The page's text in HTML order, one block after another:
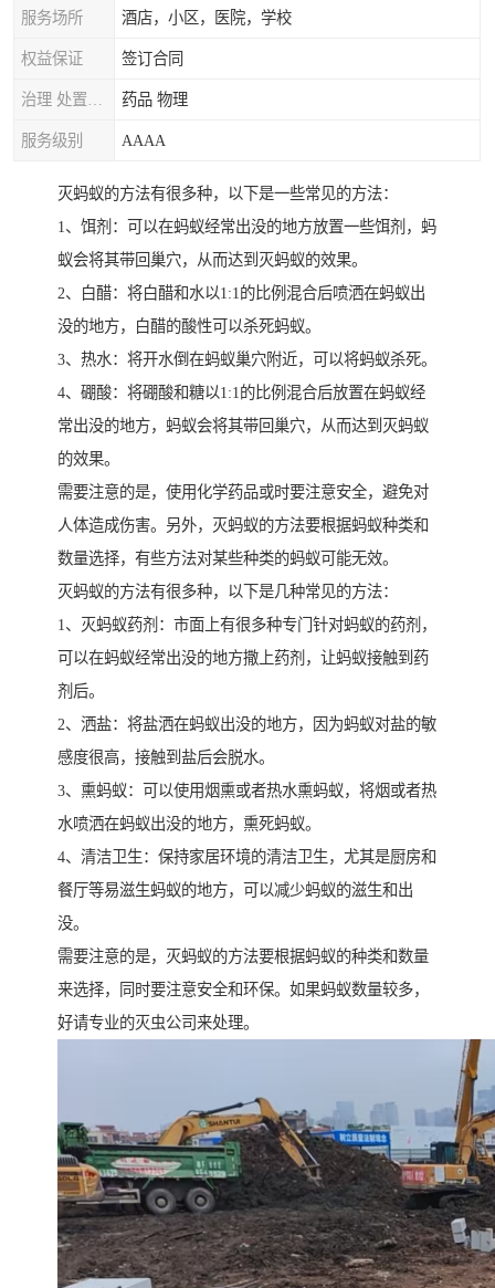
服务场所 酒店，小区，医院，学校
权益保证 签订合同
药品 物理
服务级别 AAAA
灭蚂蚁的方法有很多种，以下是一些常见的方法：
1、饵剂：可以在蚂蚁经常出没的地方放置一些饵剂，蚂
蚁会将其带回巢穴，从而达到灭蚂蚁的效果。
2、白醋：将白醋和水以1:1的比例混合后喷洒在蚂蚁出
没的地方，白醋的酸性可以杀死蚂蚁。
3、热水：将开水倒在蚂蚁巢穴附近，可以将蚂蚁杀死。
4、硼酸：将硼酸和糖以1:1的比例混合后放置在蚂蚁经
常出没的地方，蚂蚁会将其带回巢穴，从而达到灭蚂蚁
的效果。
需要注意的是，使用化学药品或时要注意安全，避免对
人体造成伤害。另外，灭蚂蚁的方法要根据蚂蚁种类和
数量选择，有些方法对某些种类的蚂蚁可能无效。
灭蚂蚁的方法有很多种，以下是几种常见的方法：
1、灭蚂蚁药剂：市面上有很多种专门针对蚂蚁的药剂，
可以在蚂蚁经常出没的地方撒上药剂，让蚂蚁接触到药
剂后。
2、洒盐：将盐洒在蚂蚁出没的地方，因为蚂蚁对盐的敏
感度很高，接触到盐后会脱水。
3、熏蚂蚁：可以使用烟熏或者热水熏蚂蚁，将烟或者热
水喷洒在蚂蚁出没的地方，熏死蚂蚁。
4、清洁卫生：保持家居环境的清洁卫生，尤其是厨房和
餐厅等易滋生蚂蚁的地方，可以减少蚂蚁的滋生和出
没。
需要注意的是，灭蚂蚁的方法要根据蚂蚁的种类和数量
来选择，同时要注意安全和环保。如果蚂蚁数量较多，
好请专业的灭虫公司来处理。